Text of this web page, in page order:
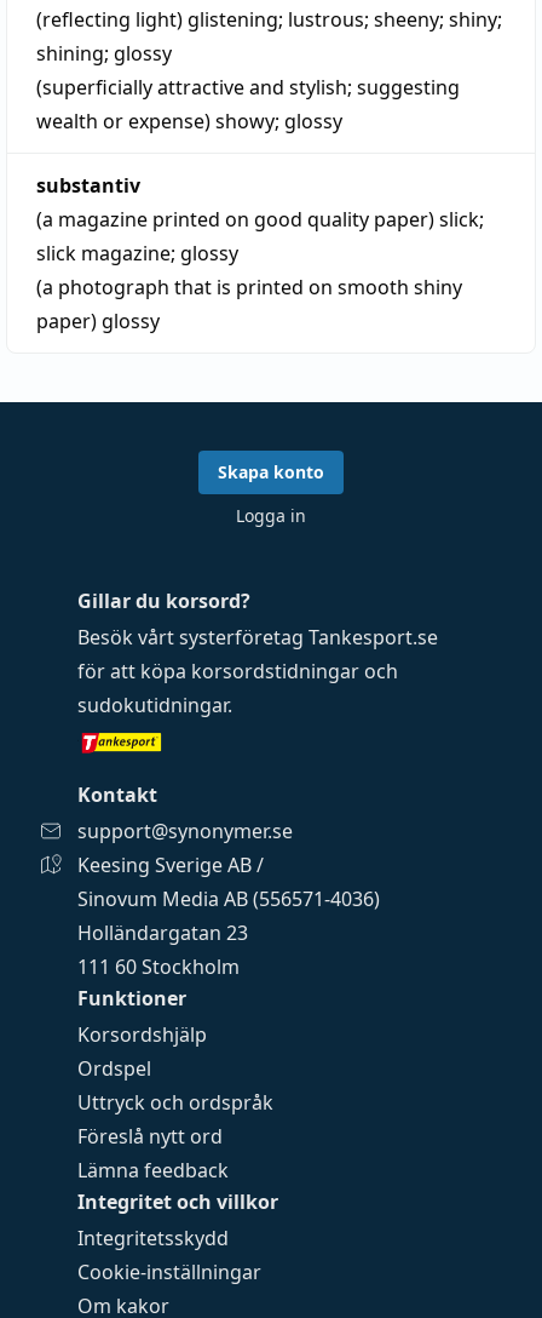
(reflecting light)glistening; lustrous; sheeny; shiny;
shining; glossy
(superficially attractive and stylish; suggesting
wealth or expense)showy; glossy
substantiv
(a magazine printed on good quality paper)slick;
slick magazine; glossy
(a photograph that is printed on smooth shiny
paper)glossy
Funktioner
Korsordshjälp
Ordspel
Uttryck och ordspråk
Föreslå nytt ord
Lämna feedback
Integritet och villkor
Integritetsskydd
Cookie-inställningar
Om kakor
Gillar du korsord?
Besök vårt systerföretag Tankesport.se
för att köpa korsordstidningar och
sudokutidningar.
Kontakt
support@synonymer.se
Keesing Sverige AB /
Sinovum Media AB (556571-4036)
Holländargatan 23
111 60 Stockholm
Skapa konto
Logga in